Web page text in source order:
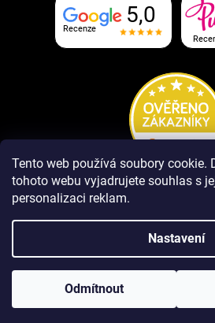
Tento web používá soubory cookie.
tohoto webu vyjadrujete souhlas s
personalizaci reklam.
Nastavení
Odmítnout
Recenze
5,0
Copyright 2026www.PUELLAvune.cz .